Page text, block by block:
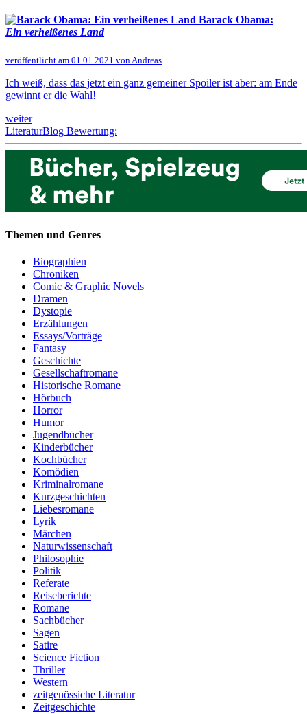
Barack Obama:
Ein verheißenes Land
veröffentlicht am 01.01.2021 von Andreas
Ich weiß, dass das jetzt ein ganz gemeiner Spoiler ist aber: am Ende
gewinnt er die Wahl!
weiter
LiteraturBlog Bewertung:
Themen und Genres
Biographien
Chroniken
Comic & Graphic Novels
Dramen
Dystopie
Erzählungen
Essays/Vorträge
Fantasy
Geschichte
Gesellschaftromane
Historische Romane
Hörbuch
Horror
Humor
Jugendbücher
Kinderbücher
Kochbücher
Komödien
Kriminalromane
Kurzgeschichten
Liebesromane
Lyrik
Märchen
Naturwissenschaft
Philosophie
Politik
Referate
Reiseberichte
Romane
Sachbücher
Sagen
Satire
Science Fiction
Thriller
Western
zeitgenössiche Literatur
Zeitgeschichte